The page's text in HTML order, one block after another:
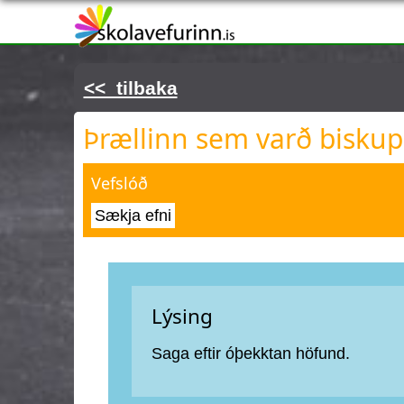
<< tilbaka
Þrællinn sem varð biskup
Vefslóð
Sækja efni
Lýsing
Saga eftir óþekktan höfund.